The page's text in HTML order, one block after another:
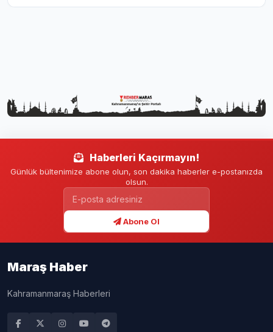
Haberleri Kaçırmayın!
Günlük bültenimize abone olun, son dakika haberler e-postanızda
olsun.
Abone Ol
Maraş Haber
Kahramanmaraş Haberleri